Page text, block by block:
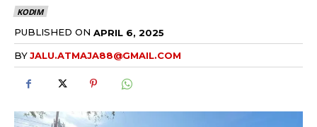
KODIM
PUBLISHED ON APRIL 6, 2025
BYJALU.ATMAJA88@GMAIL.COM